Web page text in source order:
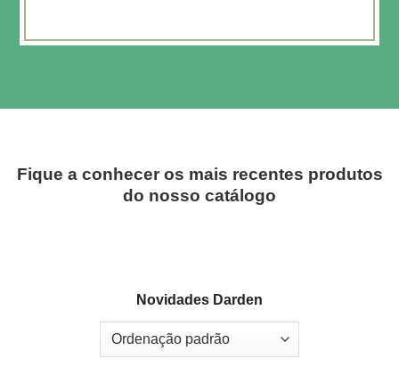
Fique a conhecer os mais recentes produtos
do nosso catálogo
Novidades Darden